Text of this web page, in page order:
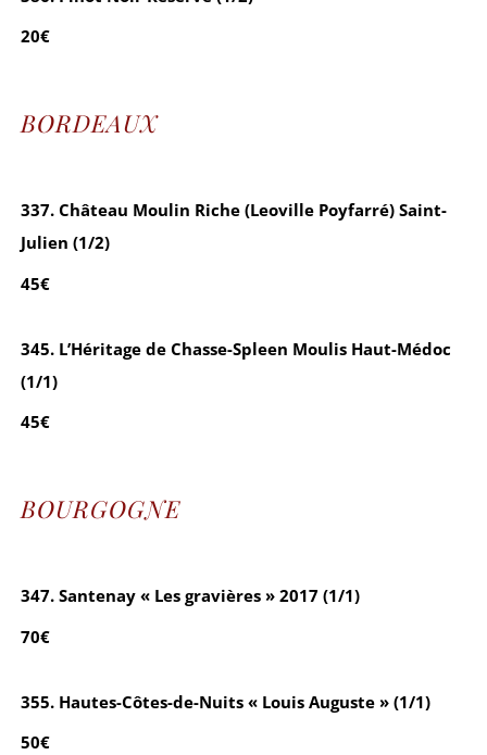
20€
BORDEAUX
337. Château Moulin Riche (Leoville Poyfarré) Saint-
Julien (1/2)
45€
345. L’Héritage de Chasse-Spleen Moulis Haut-Médoc
(1/1)
45€
BOURGOGNE
347. Santenay « Les gravières » 2017 (1/1)
70€
355. Hautes-Côtes-de-Nuits « Louis Auguste » (1/1)
50€